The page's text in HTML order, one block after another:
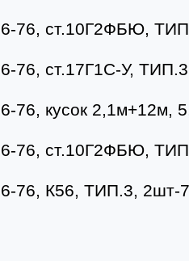
76, ст.10Г2ФБЮ,
76, ст.17Г1С-У,
76, кусок 2,1м+12м,
76, ст.10Г2ФБЮ,
76, К56, ТИП.3, 2шт-